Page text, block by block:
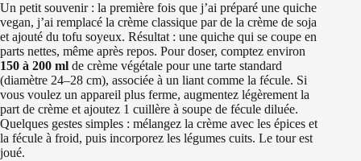
Un petit souvenir : la première fois que j’ai préparé une quiche
vegan, j’ai remplacé la crème classique par de la crème de soja
et ajouté du tofu soyeux. Résultat : une quiche qui se coupe en
parts nettes, même après repos. Pour doser, comptez environ
150 à 200 ml de crème végétale pour une tarte standard
(diamètre 24–28 cm), associée à un liant comme la fécule. Si
vous voulez un appareil plus ferme, augmentez légèrement la
part de crème et ajoutez 1 cuillère à soupe de fécule diluée.
Quelques gestes simples : mélangez la crème avec les épices et
la fécule à froid, puis incorporez les légumes cuits. Le tour est
joué.